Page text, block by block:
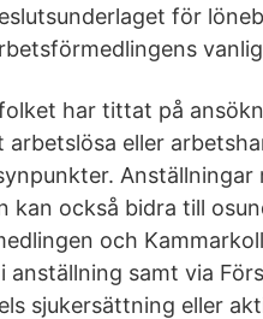
för
har tittat på
arbetslösa eller
Anställningar
kan också bidra till
och
anställning samt via
sjukersättning eller